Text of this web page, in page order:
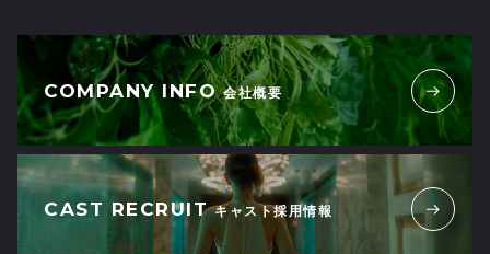
COMPANY INFO 会社概要
CAST RECRUIT キャスト採用情報